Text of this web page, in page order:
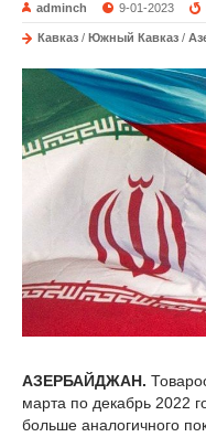
adminch 9-01-2023
Кавказ / Южный Кавказ /
АЗЕРБАЙДЖАН.
марта по декабрь 2022
больше аналогичного